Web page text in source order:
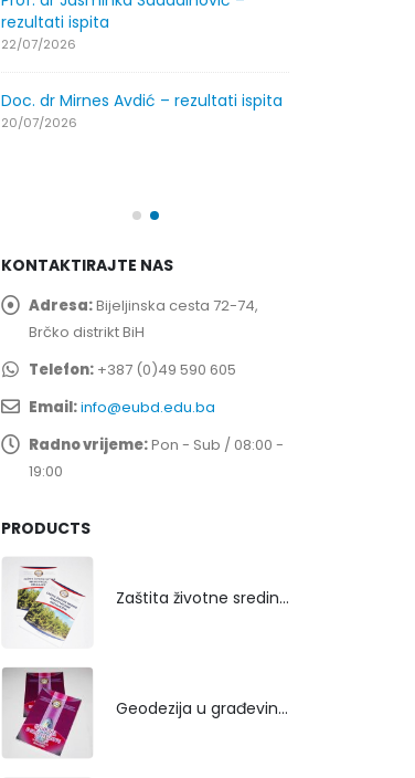
rezultati ispita
22/07/2026
Doc. dr Mirnes Avdić – rezultati ispita
20/07/2026
KONTAKTIRAJTE NAS
Adresa:Bijeljinska cesta 72-74,
Brčko distrikt BiH
Telefon: +387 (0)49 590 605
Email:info@eubd.edu.ba
Radno vrijeme:Pon - Sub / 08:00 -
19:00
PRODUCTS
Zaštita životne sredine rekultivacijom odlagališta
Geodezija u građevinarstvu